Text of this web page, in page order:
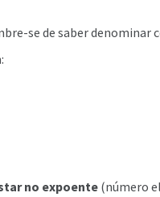
se de saber denominar
no expoente(número